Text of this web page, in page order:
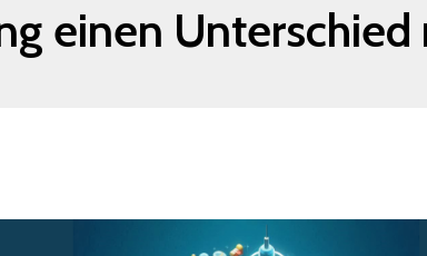
einen Unterschied